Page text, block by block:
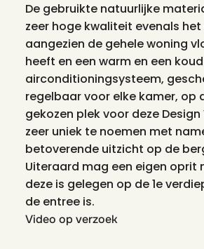
De gebruikte natuurlijke
zeer hoge kwaliteit evenals
aangezien de gehele woning
heeft en een warm en een koud
airconditioningsysteem,
regelbaar voor elke kamer, op
gekozen plek voor deze Design
zeer uniek te noemen met
betoverende uitzicht op de
Uiteraard mag een eigen oprit
deze is gelegen op de 1e
de entree is.
Video op verzoek